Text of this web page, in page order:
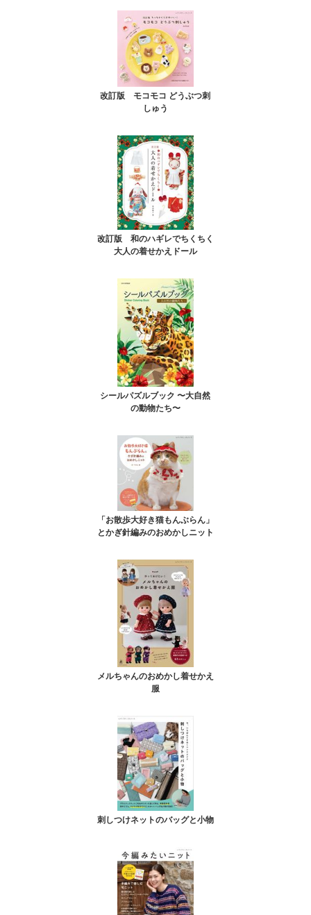
改訂版 モコモコ どうぶつ刺
しゅう
改訂版 和のハギレでちくちく
大人の着せかえドール
シールパズルブック 〜大自然
の動物たち〜
「お散歩大好き猫もんぶらん」
とかぎ針編みのおめかしニット
メルちゃんのおめかし着せかえ
服
刺しつけネットのバッグと小物